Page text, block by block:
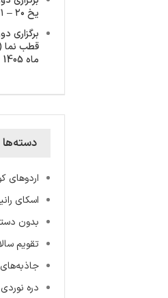
یخ ۲۰ – ۲۱ تیر ۱۴۰۵
برگزاری
ماه 1405
دسته‌ها
اردوهای
اسکای
بدون
تقویم
دره نوردی